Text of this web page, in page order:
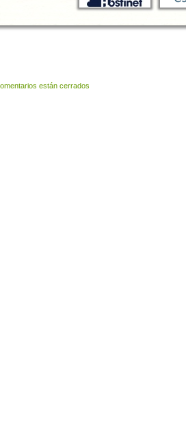
están cerrados